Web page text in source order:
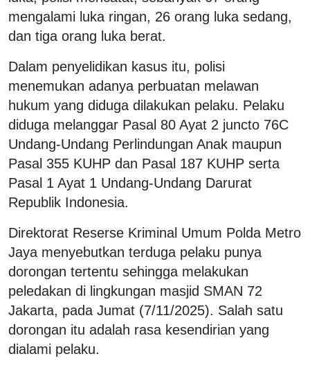
mengalami luka ringan, 26 orang luka sedang,
dan tiga orang luka berat.
Dalam penyelidikan kasus itu, polisi
menemukan adanya perbuatan melawan
hukum yang diduga dilakukan pelaku. Pelaku
diduga melanggar Pasal 80 Ayat 2 juncto 76C
Undang-Undang Perlindungan Anak maupun
Pasal 355 KUHP dan Pasal 187 KUHP serta
Pasal 1 Ayat 1 Undang-Undang Darurat
Republik Indonesia.
Direktorat Reserse Kriminal Umum Polda Metro
Jaya menyebutkan terduga pelaku punya
dorongan tertentu sehingga melakukan
peledakan di lingkungan masjid SMAN 72
Jakarta, pada Jumat (7/11/2025). Salah satu
dorongan itu adalah rasa kesendirian yang
dialami pelaku.